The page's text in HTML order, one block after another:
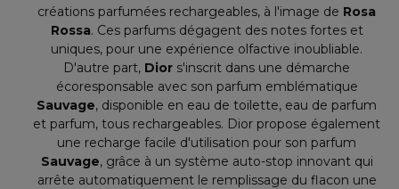
créations parfumées rechargeables, à l'image de Rosa
Rossa. Ces parfums dégagent des notes fortes et
uniques, pour une expérience olfactive inoubliable.
D'autre part, Dior s'inscrit dans une démarche
écoresponsable avec son parfum emblématique
Sauvage, disponible en eau de toilette, eau de parfum
et parfum, tous rechargeables. Dior propose également
une recharge facile d'utilisation pour son parfum
Sauvage, grâce à un système auto-stop innovant qui
arrête automatiquement le remplissage du flacon une